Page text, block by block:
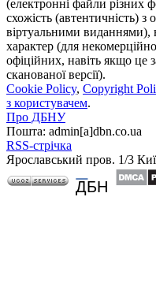
(електронні файли різних
схожість (автентичність)
віртуальними виданнями),
характер (для
офіційних, навіть якщо це
сканованої версії).
Cookie Policy, Copyright
з користувачем.
Про ДБНУ
Пошта: admin[а]dbn.co.ua
RSS-стрічка
Ярославський пров. 1/3